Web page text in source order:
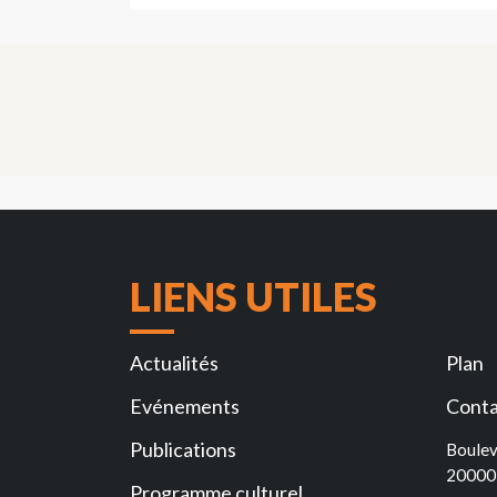
LIENS UTILES
Actualités
Evénements
Publications
Plan